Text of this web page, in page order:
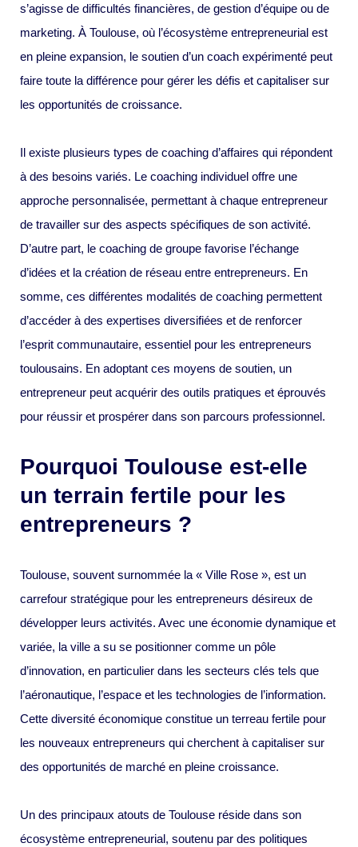
s’agisse de difficultés financières, de gestion d’équipe ou de
marketing. À Toulouse, où l’écosystème entrepreneurial est
en pleine expansion, le soutien d’un coach expérimenté peut
faire toute la différence pour gérer les défis et capitaliser sur
les opportunités de croissance.
Il existe plusieurs types de coaching d’affaires qui répondent
à des besoins variés. Le coaching individuel offre une
approche personnalisée, permettant à chaque entrepreneur
de travailler sur des aspects spécifiques de son activité.
D’autre part, le coaching de groupe favorise l’échange
d’idées et la création de réseau entre entrepreneurs. En
somme, ces différentes modalités de coaching permettent
d’accéder à des expertises diversifiées et de renforcer
l’esprit communautaire, essentiel pour les entrepreneurs
toulousains. En adoptant ces moyens de soutien, un
entrepreneur peut acquérir des outils pratiques et éprouvés
pour réussir et prospérer dans son parcours professionnel.
Pourquoi Toulouse est-elle
un terrain fertile pour les
entrepreneurs ?
Toulouse, souvent surnommée la « Ville Rose », est un
carrefour stratégique pour les entrepreneurs désireux de
développer leurs activités. Avec une économie dynamique et
variée, la ville a su se positionner comme un pôle
d’innovation, en particulier dans les secteurs clés tels que
l’aéronautique, l’espace et les technologies de l’information.
Cette diversité économique constitue un terreau fertile pour
les nouveaux entrepreneurs qui cherchent à capitaliser sur
des opportunités de marché en pleine croissance.
Un des principaux atouts de Toulouse réside dans son
écosystème entrepreneurial, soutenu par des politiques